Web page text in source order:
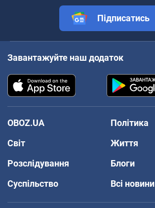
Підписатись
Завантажуйте наш додаток
OBOZ.UA
Політика
Світ
Життя
Розслідування
Блоги
Суспільство
Всі новини